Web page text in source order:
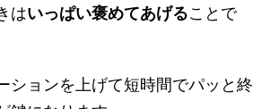
はいっぱい褒めてあげることで
ションを上げて短時間でパッと終